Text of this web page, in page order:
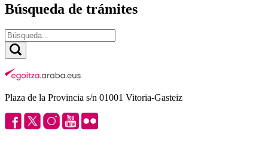
Búsqueda de trámites
Plaza de la Provincia s/n 01001 Vitoria-Gasteiz